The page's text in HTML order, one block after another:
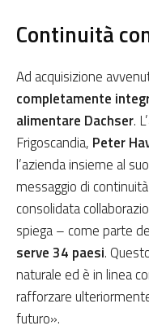
Continuità
Ad acquisizione
completamente
alimentare Dachser.
Frigoscandia, Peter
l’azienda insieme al
messaggio di
consolidata
spiega – come parte
serve 34 paesi.
naturale ed è in linea
rafforzare
futuro».